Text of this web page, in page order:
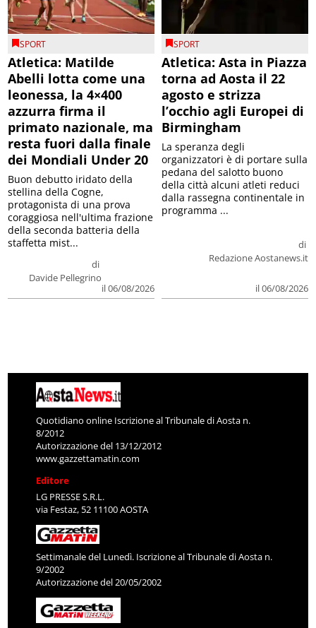
SPORT
Atletica: Matilde
Abelli lotta come una
leonessa, la 4×400
azzurra firma il
primato nazionale, ma
resta fuori dalla finale
dei Mondiali Under 20
di
Davide Pellegrino
il 06/08/2026
Buon debutto iridato della
stellina della Cogne,
protagonista di una prova
coraggiosa nell'ultima frazione
della seconda batteria della
staffetta mist...
SPORT
Atletica: Asta in Piazza
torna ad Aosta il 22
agosto e strizza
l’occhio agli Europei di
Birmingham
di
Redazione Aostanews.it
il 06/08/2026
La speranza degli
organizzatori è di portare sulla
pedana del salotto buono
della città alcuni atleti reduci
dalla rassegna continentale in
programma ...
Quotidiano online Iscrizione al Tribunale di Aosta n.
8/2012
Autorizzazione del 13/12/2012
www.gazzettamatin.com
Editore
LG PRESSE S.R.L.
via Festaz, 52 11100 AOSTA
Settimanale del Lunedì. Iscrizione al Tribunale di Aosta n.
9/2002
Autorizzazione del 20/05/2002